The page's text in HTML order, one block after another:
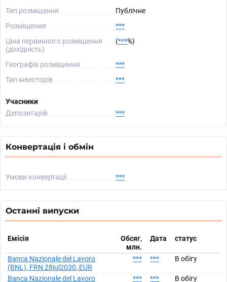
Тип розміщення
Публічне
Розміщення
***
Ціна первинного розміщення
(дохідність)
(***%)
Географія розміщення
***
Тип інвесторів
***
Учасники
Депозитарій
***
Конвертація і обмін
Умови конвертації ***
Останні випуски
Емісія
Обсяг,
млн.
Дата статус
Banca Nazionale del Lavoro
(BNL), FRN 28jul2030, EUR
*** *** В обігу
Banca Nazionale del Lavoro
*** *** В обігу